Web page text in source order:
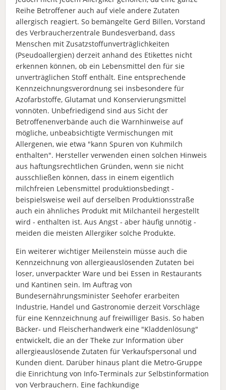
Reihe Betroffener auch auf viele andere Zutaten
allergisch reagiert. So bemängelte Gerd Billen, Vorstand
des Verbraucherzentrale Bundesverband, dass
Menschen mit Zusatzstoffunverträglichkeiten
(Pseudoallergien) derzeit anhand des Etikettes nicht
erkennen können, ob ein Lebensmittel den für sie
unverträglichen Stoff enthält. Eine entsprechende
Kennzeichnungsverordnung sei insbesondere für
Azofarbstoffe, Glutamat und Konservierungsmittel
vonnöten. Unbefriedigend sind aus Sicht der
Betroffenenverbände auch die Warnhinweise auf
mögliche, unbeabsichtigte Vermischungen mit
Allergenen, wie etwa "kann Spuren von Kuhmilch
enthalten". Hersteller verwenden einen solchen Hinweis
aus haftungsrechtlichen Gründen, wenn sie nicht
ausschließen können, dass in einem eigentlich
milchfreien Lebensmittel produktionsbedingt -
beispielsweise weil auf derselben Produktionsstraße
auch ein ähnliches Produkt mit Milchanteil hergestellt
wird - enthalten ist. Aus Angst - aber häufig unnötig -
meiden die meisten Allergiker solche Produkte.
Ein weiterer wichtiger Meilenstein müsse auch die
Kennzeichnung von allergieauslösenden Zutaten bei
loser, unverpackter Ware und bei Essen in Restaurants
und Kantinen sein. Im Auftrag von
Bundesernährungsminister Seehofer erarbeiten
Industrie, Handel und Gastronomie derzeit Vorschläge
für eine Kennzeichnung auf freiwilliger Basis. So haben
Bäcker- und Fleischerhandwerk eine "Kladdenlösung"
entwickelt, die an der Theke zur Information über
allergieauslösende Zutaten für Verkaufspersonal und
Kunden dient. Darüber hinaus plant die Metro-Gruppe
die Einrichtung von Info-Terminals zur Selbstinformation
von Verbrauchern. Eine fachkundige